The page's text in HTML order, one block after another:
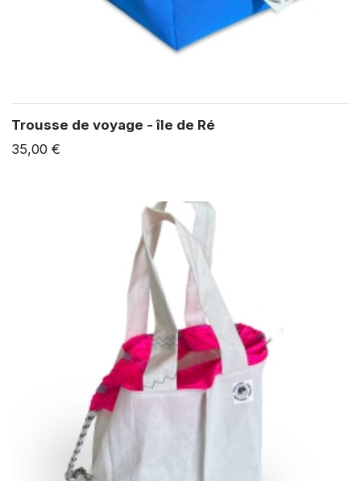
Trousse de voyage - île de Ré
35,00 €